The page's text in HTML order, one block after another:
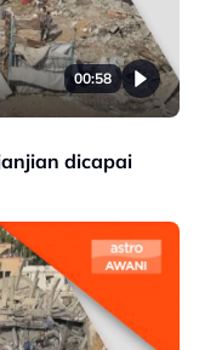
00:58
dicapai